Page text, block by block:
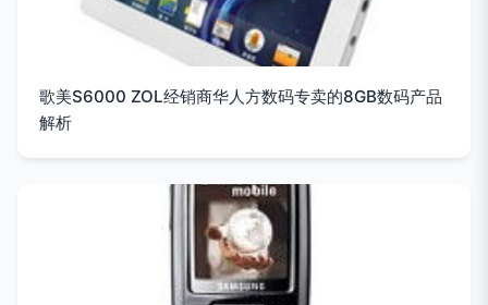
歌美S6000 ZOL经销商华人方数码专卖的8GB数码产品
解析